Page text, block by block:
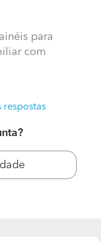
para instalação
trifasica?
para
com
respostas